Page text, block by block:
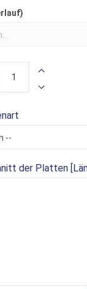
--
der Platten